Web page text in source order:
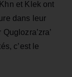
et Klek ont
dans leur
c’est le